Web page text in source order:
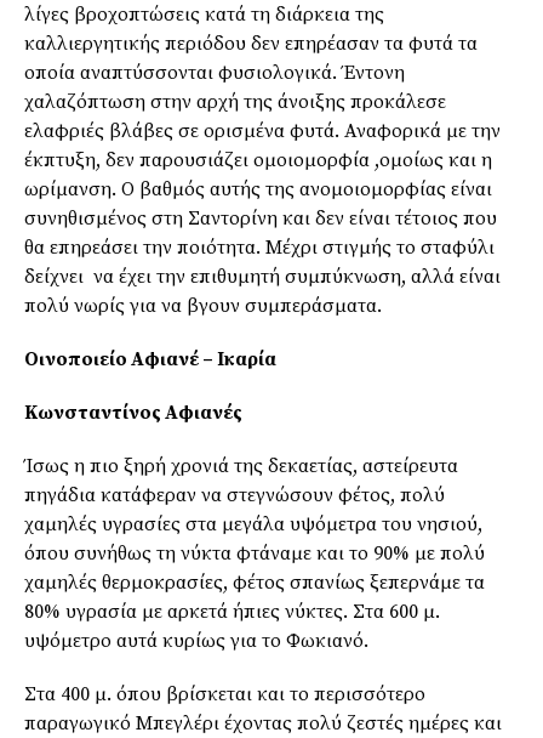
λίγες βροχοπτώσεις κατά τη διάρκεια της
καλλιεργητικής περιόδου δεν επηρέασαν τα φυτά τα
οποία αναπτύσσονται φυσιολογικά. Έντονη
χαλαζόπτωση στην αρχή της άνοιξης προκάλεσε
ελαφριές βλάβες σε ορισμένα φυτά. Αναφορικά με την
έκπτυξη, δεν παρουσιάζει ομοιομορφία ,ομοίως και η
ωρίμανση. Ο βαθμός αυτής της ανομοιομορφίας είναι
συνηθισμένος στη Σαντορίνη και δεν είναι τέτοιος που
θα επηρεάσει την ποιότητα. Μέχρι στιγμής το σταφύλι
δείχνει να έχει την επιθυμητή συμπύκνωση, αλλά είναι
πολύ νωρίς για να βγουν συμπεράσματα.
Οινοποιείο Αφιανέ – Ικαρία
Κωνσταντίνος Αφιανές
Ίσως η πιο ξηρή χρονιά της δεκαετίας, αστείρευτα
πηγάδια κατάφεραν να στεγνώσουν φέτος, πολύ
χαμηλές υγρασίες στα μεγάλα υψόμετρα του νησιού,
όπου συνήθως τη νύκτα φτάναμε και το 90% με πολύ
χαμηλές θερμοκρασίες, φέτος σπανίως ξεπερνάμε τα
80% υγρασία με αρκετά ήπιες νύκτες. Στα 600 μ.
υψόμετρο αυτά κυρίως για το Φωκιανό.
Στα 400 μ. όπου βρίσκεται και το περισσότερο
παραγωγικό Μπεγλέρι έχοντας πολύ ζεστές ημέρες και